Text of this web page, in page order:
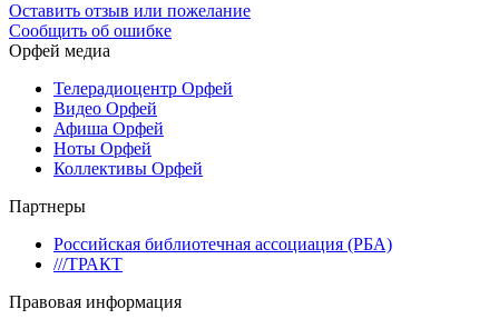
Оставить отзыв или пожелание
Сообщить об ошибке
Орфей медиа
Телерадиоцентр Орфей
Видео Орфей
Афиша Орфей
Ноты Орфей
Коллективы Орфей
Партнеры
Российская библиотечная ассоциация (РБА)
///ТРАКТ
Правовая информация